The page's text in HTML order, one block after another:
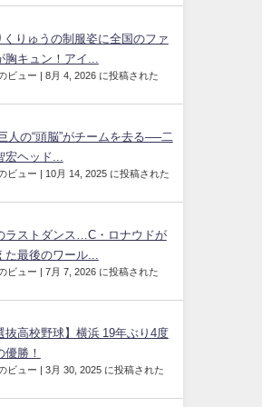
くりゅうの制服姿に全国のファ
胸キュン！アイ...
ビュー 8月 4, 2026 に投稿された
人の“頭脳”がチームを去る──二
宏ヘッド...
ビュー 10月 14, 2025 に投稿された
ラストダンス…C・ロナウドが
た最後のワール...
ビュー 7月 7, 2026 に投稿された
抜高校野球】横浜 19年ぶり4度
優勝！
ビュー 3月 30, 2025 に投稿された